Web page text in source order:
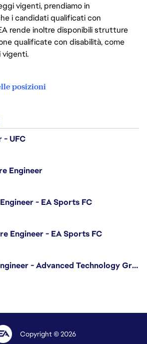
vigenti, prendiamo in
i candidati qualificati con
rende inoltre disponibili strutture
qualificate con disabilità, come
vigenti.
posizioni
- UFC
Engineer
- EA Sports FC
Engineer - EA Sports FC
Senior Software Engineer - Advanced Technology Group
Copyright © 2026